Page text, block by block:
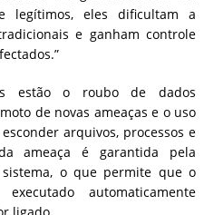
legítimos, eles dificultam a
e ganham controle
estão o roubo de dados
de novas ameaças e o uso
arquivos, processos e
ameaça é garantida pela
o que permite que o
automaticamente